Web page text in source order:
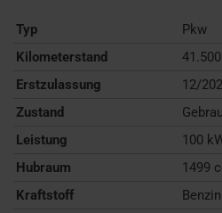
Typ
Pkw
Kilometerstand
Erstzulassung
12/
Zustand
Leistung
100
Hubraum
1499
Kraftstoff
Benzin